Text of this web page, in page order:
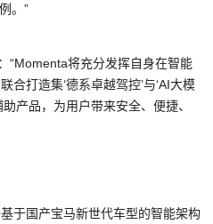
。”
“Momenta将充分发挥自身在智能
合打造集‘德系卓越驾控’与‘AI大模
产品，为用户带来安全、便捷、
于国产宝马新世代车型的智能架构